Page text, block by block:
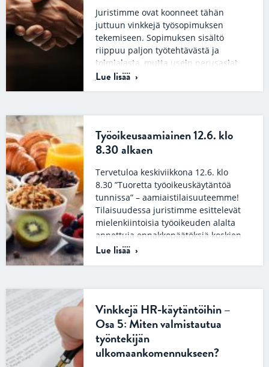
Juristimme ovat koonneet tähän
juttuun vinkkejä työsopimuksen
tekemiseen. Sopimuksen sisältö
riippuu paljon työtehtävästä ja
toimialasta, mutta usein perusasiat
ja mietittävät…
Lue lisää
Työoikeusaamiainen 12.6. klo
8.30 alkaen
Tervetuloa keskiviikkona 12.6. klo
8.30 ”Tuoretta työoikeuskäytäntöä
tunnissa” – aamiaistilaisuuteemme!
Tilaisuudessa juristimme esittelevät
mielenkiintoisia työoikeuden alalta
annettuja ennakkopäätöksiä koskien
mm….
Lue lisää
Vinkkejä HR-käytäntöihin –
Osa 5: Miten valmistautua
työntekijän
ulkomaankomennukseen?